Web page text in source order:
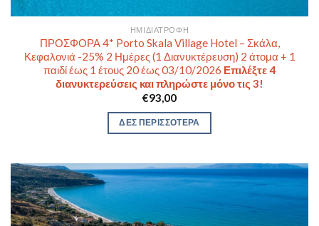
ΗΜΙΔΙΑΤΡΟΦΉ
ΠΡΟΣΦΟΡΑ 4* Porto Skala Village Hotel – Σκάλα,
Κεφαλονιά -25% 2 Ημέρες (1 Διανυκτέρευση) 2 άτομα + 1
παιδί έως 1 έτους 20 έως 03/10/2026 Επιλέξτε 4
διανυκτερεύσεις και πληρώστε μόνο τις 3!
€93,00
ΔΕΣ ΠΕΡΙΣΣΟΤΕΡΑ